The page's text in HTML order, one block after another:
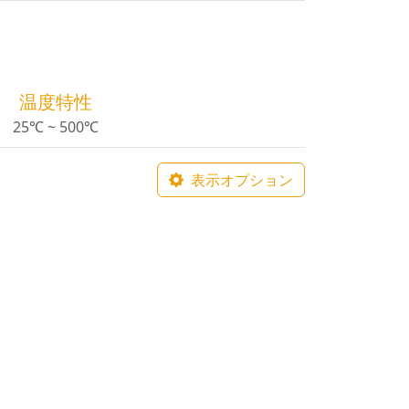
温度特性
25℃ ~ 500℃
表示オプション